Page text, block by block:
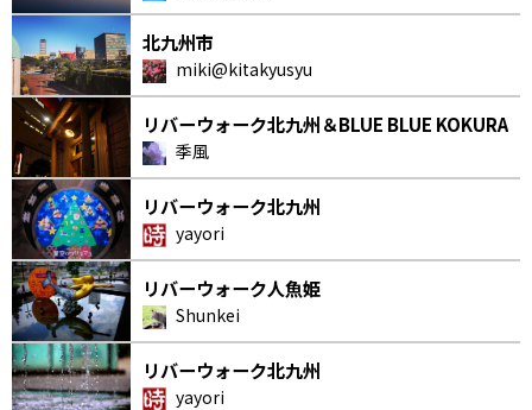
北九州市
miki@kitakyusyu
リバーウォーク北九州＆BLUE BLUE KOKURA
季風
リバーウォーク北九州
yayori
リバーウォーク人魚姫
Shunkei
リバーウォーク北九州
yayori